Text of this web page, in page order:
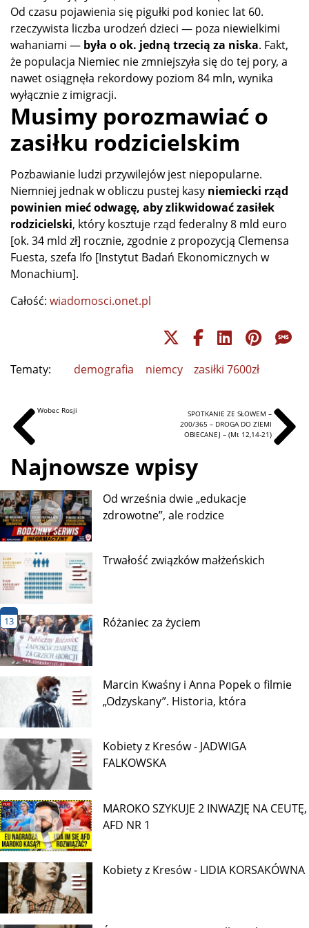
Od czasu pojawienia się pigułki pod koniec lat 60.
rzeczywista liczba urodzeń dzieci — poza niewielkimi
wahaniami — była o ok. jedną trzecią za niska. Fakt,
że populacja Niemiec nie zmniejszyła się do tej pory, a
nawet osiągnęła rekordowy poziom 84 mln, wynika
wyłącznie z imigracji.
Musimy porozmawiać o
zasiłku rodzicielskim
Pozbawianie ludzi przywilejów jest niepopularne.
Niemniej jednak w obliczu pustej kasy niemiecki rząd
powinien mieć odwagę, aby zlikwidować zasiłek
rodzicielski, który kosztuje rząd federalny 8 mld euro
[ok. 34 mld zł] rocznie, zgodnie z propozycją Clemensa
Fuesta, szefa Ifo [Instytut Badań Ekonomicznych w
Monachium].
Całość: wiadomosci.onet.pl
Tematy: demografia niemcy zasiłki 7600zł
Wobec Rosji
SPOTKANIE ZE SŁOWEM –
200/365 – DROGA DO ZIEMI
OBIECANEJ – (Mt 12,14-21)
Najnowsze wpisy
Od września dwie „edukacje
zdrowotne”, ale rodzice
Trwałość związków małżeńskich
13 Różaniec za życiem
Marcin Kwaśny i Anna Popek o filmie
„Odzyskany”. Historia, która
Kobiety z Kresów - JADWIGA
FALKOWSKA
MAROKO SZYKUJE 2 INWAZJĘ NA CEUTĘ,
AFD NR 1
Kobiety z Kresów - LIDIA KORSAKÓWNA